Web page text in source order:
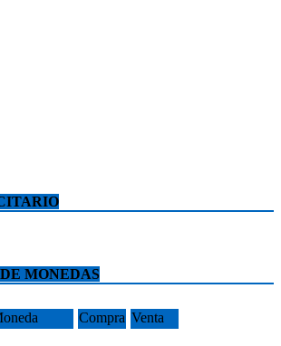
MONEDAS
Compra Venta